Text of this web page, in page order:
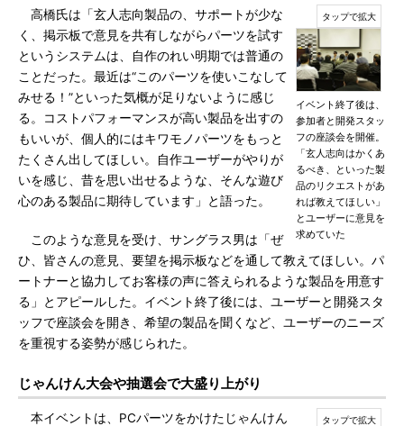
イベント終了後は、
参加者と開発スタッ
フの座談会を開催。
「玄人志向はかくあ
るべき、といった製
品のリクエストがあ
れば教えてほしい」
とユーザーに意見を
求めていた
高橋氏は「玄人志向製品の、サポートが少な
く、掲示板で意見を共有しながらパーツを試す
というシステムは、自作のれい明期では普通の
ことだった。最近は“このパーツを使いこなして
みせる！”といった気概が足りないように感じ
る。コストパフォーマンスが高い製品を出すの
もいいが、個人的にはキワモノパーツをもっと
たくさん出してほしい。自作ユーザーがやりが
いを感じ、昔を思い出せるような、そんな遊び
心のある製品に期待しています」と語った。
このような意見を受け、サングラス男は「ぜ
ひ、皆さんの意見、要望を掲示板などを通して教えてほしい。パ
ートナーと協力してお客様の声に答えられるような製品を用意す
る」とアピールした。イベント終了後には、ユーザーと開発スタ
ッフで座談会を開き、希望の製品を聞くなど、ユーザーのニーズ
を重視する姿勢が感じられた。
じゃんけん大会や抽選会で大盛り上がり
本イベントは、PCパーツをかけたじゃんけん